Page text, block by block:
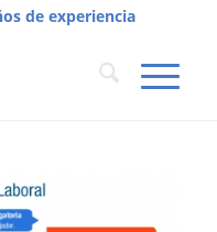
de experiencia